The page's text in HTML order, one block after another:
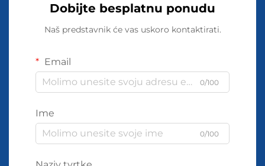
Dobijte besplatnu ponudu
Naš predstavnik će vas uskoro kontaktirati.
Email
0/100
Ime
0/100